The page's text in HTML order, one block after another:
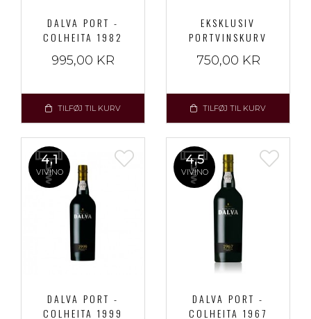
DALVA PORT -
COLHEITA 1982
995,00 KR
TILFØJ TIL KURV
EKSKLUSIV
PORTVINSKURV
750,00 KR
TILFØJ TIL KURV
4,1
VIVINO
DALVA PORT -
COLHEITA 1999
4,5
VIVINO
DALVA PORT -
COLHEITA 1967